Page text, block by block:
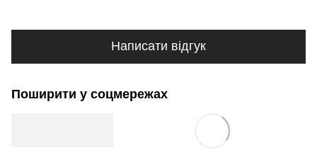
Написати відгук
Поширити у соцмережах